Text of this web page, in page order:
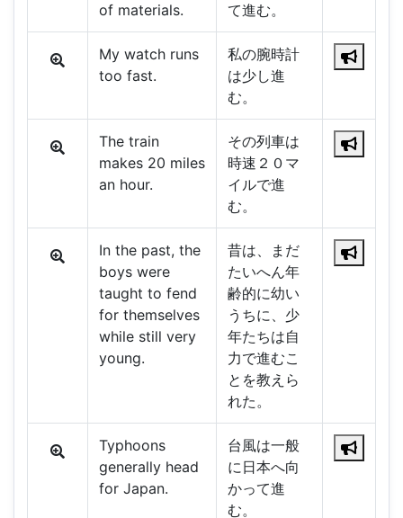
of materials.
て進む。
My watch runs
too fast.
私の腕時計
は少し進
む。
The train
makes 20 miles
an hour.
その列車は
時速２０マ
イルで進
む。
In the past, the
boys were
taught to fend
for themselves
while still very
young.
昔は、まだ
たいへん年
齢的に幼い
うちに、少
年たちは自
力で進むこ
とを教えら
れた。
Typhoons
generally head
for Japan.
台風は一般
に日本へ向
かって進
む。